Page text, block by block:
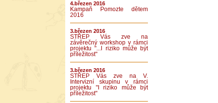
4.březen 2016
Kampaň Pomozte dětem
2016
3.březen 2016
STŘEP Vás zve na
závěrečný workshop v rámci
projektu "...I riziko může být
příležitost"
3.březen 2016
STŘEP Vás zve na V.
Intervizní skupinu v rámci
projektu "I riziko může být
příležitost"